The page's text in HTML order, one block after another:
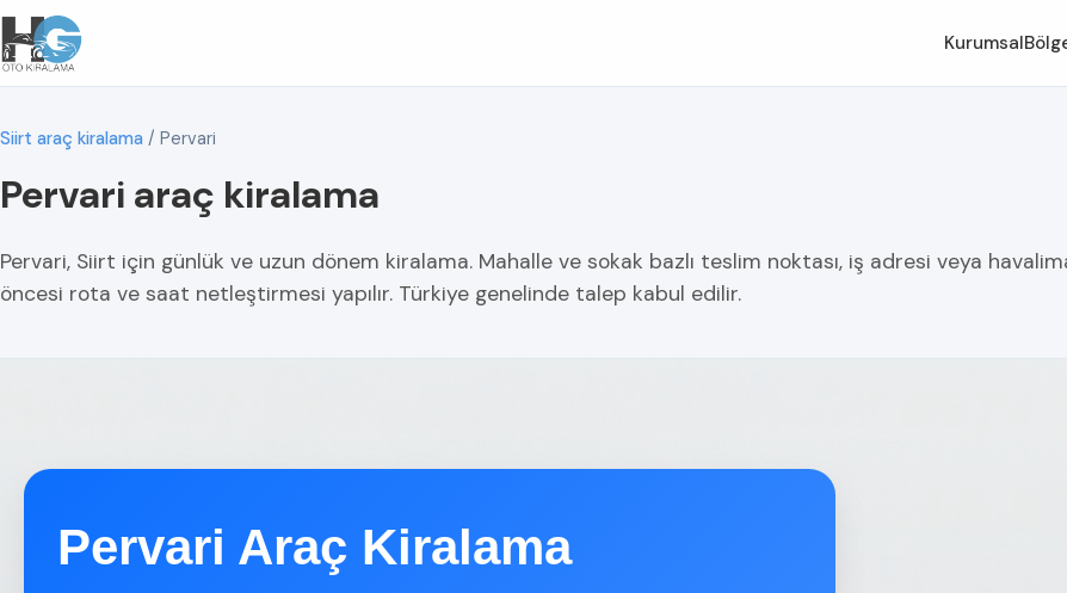
Kurumsal
Siirt araç kiralama / Pervari
Pervari araç kiralama
Pervari, Siirt için günlük ve uzun dönem kiralama. Mahalle ve sokak bazlı teslim noktası, iş adresi veya
öncesi rota ve saat netleştirmesi yapılır. Türkiye genelinde talep kabul edilir.
Pervari Araç Kiralama